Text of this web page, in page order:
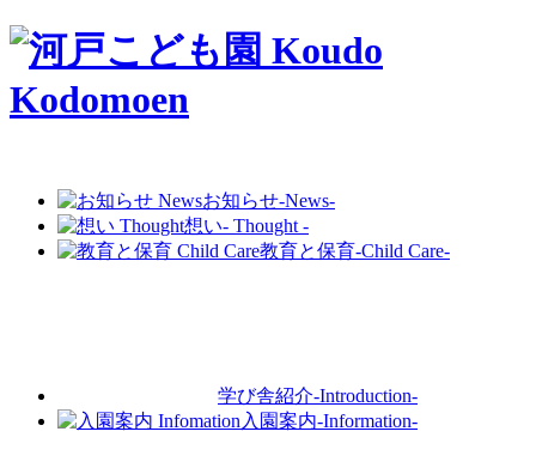
お知らせ-News-
想い- Thought -
教育と保育-Child Care-
学び舎紹介-Introduction-
入園案内-Information-